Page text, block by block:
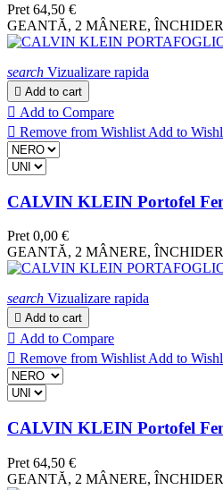
Pret 64,50 €
GEANTĂ, 2 MÂNERE,
search Vizualizare rapida
 Add to cart
 Add to Compare
 Remove from Wishlist Add to
CALVIN KLEIN Portofel
Pret 0,00 €
GEANTĂ, 2 MÂNERE,
search Vizualizare rapida
 Add to cart
 Add to Compare
 Remove from Wishlist Add to
CALVIN KLEIN Portofel
Pret 64,50 €
GEANTĂ, 2 MÂNERE,